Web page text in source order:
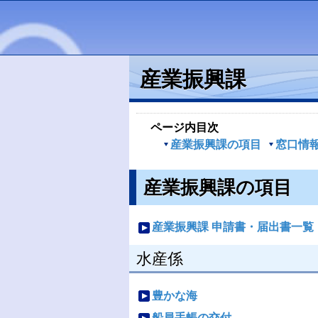
産業振興課
ページ内目次
産業振興課の項目
窓口情
産業振興課の項目
産業振興課 申請書・届出書一覧
水産係
豊かな海